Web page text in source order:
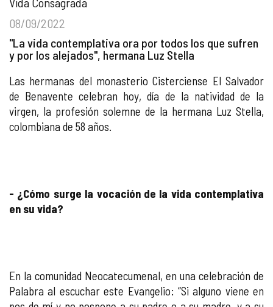
08/09/2022
"La vida contemplativa ora por todos los que sufren
y por los alejados", hermana Luz Stella
Las hermanas del monasterio Cisterciense El Salvador
de Benavente celebran hoy, día de la natividad de la
virgen, la profesión solemne de la hermana Luz Stella,
colombiana de 58 años.
- ¿Cómo surge la vocación de la vida contemplativa
en su vida?
En la comunidad Neocatecumenal, en una celebración de
Palabra al escuchar este Evangelio: “Si alguno viene en